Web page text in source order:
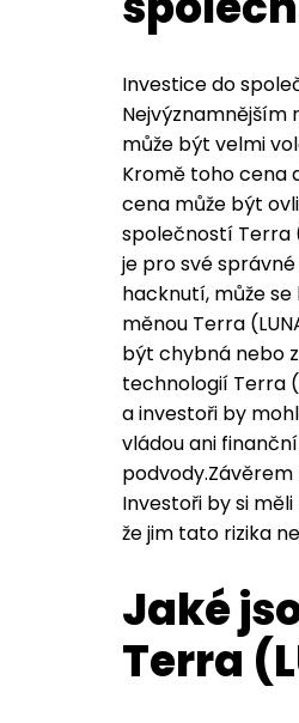
Investice do
Nejvýznamnějším
může být velmi
Kromě toho cena
cena může být
společností Terra
je pro své
hacknutí, může
měnou Terra
být chybná nebo
technologií Terra
a investoři by
vládou ani
podvody.Závěrem
Investoři by si
že jim tato rizika
Jaké
Terra